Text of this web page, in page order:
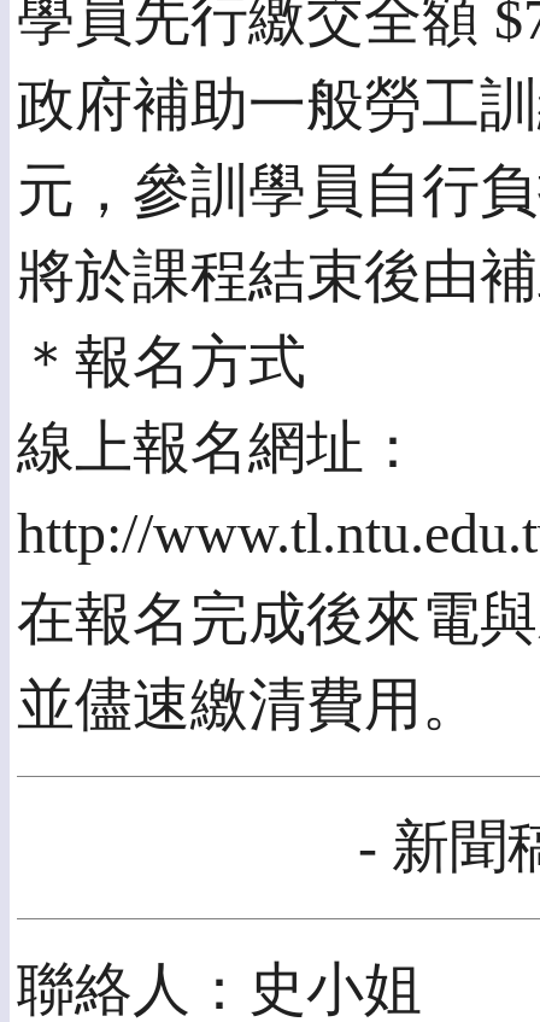
學員先行繳交全額
政府補助一般勞工
元，參訓學員自行
將於課程結束後由
＊報名方式
線上報名網址：
http://
在報名完成後來電
並儘速繳清費用。
- 新聞
聯絡人：史小姐